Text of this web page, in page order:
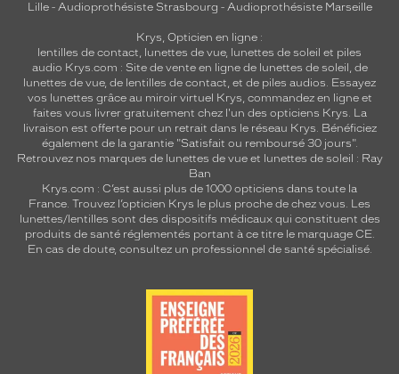
Lille- Audioprothésiste Strasbourg - Audioprothésiste Marseille
Krys, Opticien en ligne :
lentilles de contact, lunettes de vue, lunettes de soleil et piles
audio Krys.com : Site de vente en ligne de lunettes de soleil, de
lunettes de vue, de lentilles de contact, et de piles audios. Essayez
vos lunettes grâce au miroir virtuel Krys, commandez en ligne et
faites vous livrer gratuitement chez l'un des opticiens Krys. La
livraison est offerte pour un retrait dans le réseau Krys. Bénéficiez
également de la garantie "Satisfait ou remboursé 30 jours".
Retrouvez nos marques de lunettes de vue et lunettes de soleil : Ray
Ban
Krys.com : C’est aussi plus de 1000 opticiens dans toute la
France. Trouvez l’opticien Krys le plus proche de chez vous. Les
lunettes/lentilles sont des dispositifs médicaux qui constituent des
produits de santé réglementés portant à ce titre le marquage CE.
En cas de doute, consultez un professionnel de santé spécialisé.